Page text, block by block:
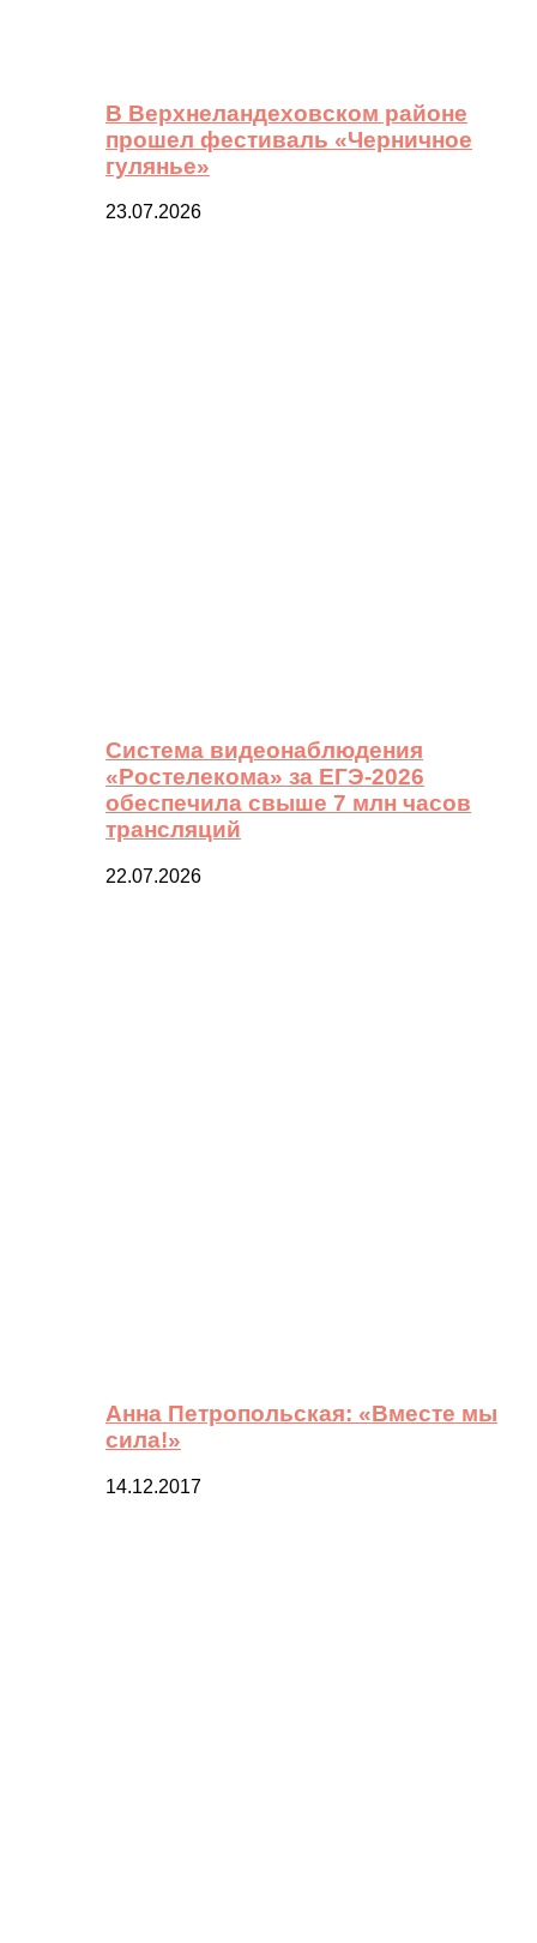
В Верхнеландеховском районе
прошел фестиваль «Черничное
гулянье»
23.07.2026
Система видеонаблюдения
«Ростелекома» за ЕГЭ-2026
обеспечила свыше 7 млн часов
трансляций
22.07.2026
Анна Петропольская: «Вместе мы
сила!»
14.12.2017